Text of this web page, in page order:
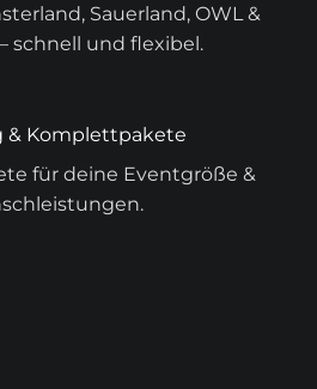
Sauerland, OWL &
schnell und flexibel.
& Komplettpakete
für deine Eventgröße &